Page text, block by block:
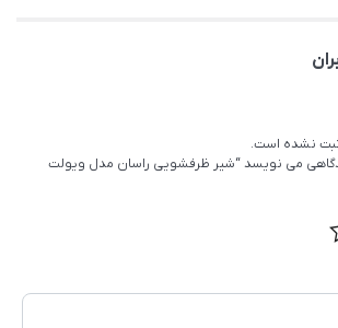
ثبت نشده است.
می نویسد “شیر ظرفشویی راسان مدل ویولت